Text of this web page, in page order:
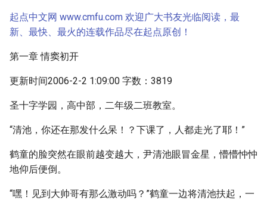
起点中文网 www.cmfu.com 欢迎广大书友光临阅读，最
新、最快、最火的连载作品尽在起点原创！
第一章 情窦初开
更新时间2006-2-2 1:09:00 字数：3819
圣十字学园，高中部，二年级二班教室。
“清池，你还在那发什么呆！？下课了，人都走光了耶！”
鹤童的脸突然在眼前越变越大，尹清池眼冒金星，懵懵忡忡
地仰后便倒。
“嘿！见到大帅哥有那么激动吗？”鹤童一边将清池扶起，一